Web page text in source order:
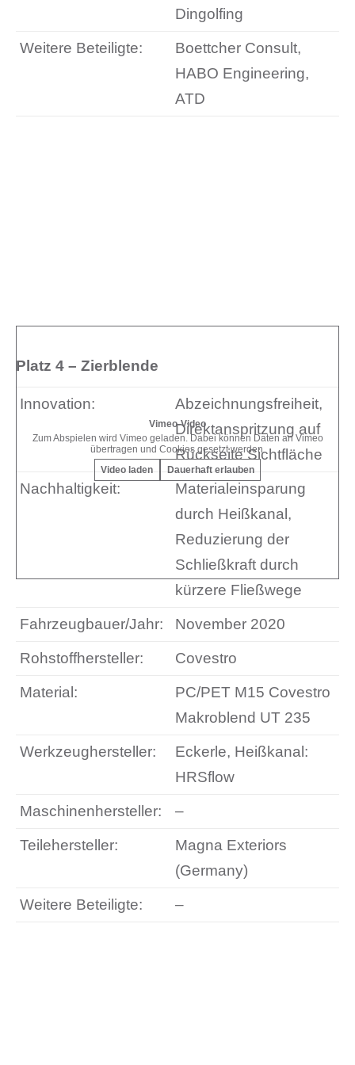
Dingolfing
Weitere Beteiligte:
Boettcher Consult,
HABO Engineering,
ATD
Vimeo-Video
Zum Abspielen wird Vimeo geladen. Dabei können Daten an Vimeo
übertragen und Cookies gesetzt werden.
Video laden Dauerhaft erlauben
Platz 4 – Zierblende
Innovation:
Abzeichnungsfreiheit,
Direktanspritzung auf
Rückseite Sichtfläche
Nachhaltigkeit:
Materialeinsparung
durch Heißkanal,
Reduzierung der
Schließkraft durch
kürzere Fließwege
Fahrzeugbauer/Jahr: November 2020
Rohstoffhersteller: Covestro
Material:
PC/PET M15 Covestro
Makroblend UT 235
Werkzeughersteller:
Eckerle, Heißkanal:
HRSflow
Maschinenhersteller: –
Teilehersteller:
Magna Exteriors
(Germany)
Weitere Beteiligte: –